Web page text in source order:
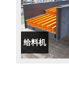
给料机